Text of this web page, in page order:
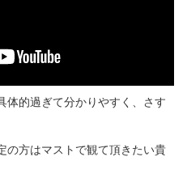
体的過ぎて分かりやすく、さす
の方はマストで観て頂きたい貴